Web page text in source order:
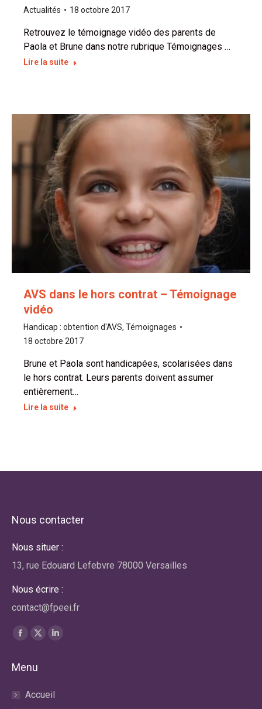
Actualités 18 octobre 2017
Retrouvez le témoignage vidéo des parents de
Paola et Brune dans notre rubrique Témoignages …
Lire la suite
AVS dans le hors contrat – Témoignage
vidéo
Handicap : obtention d'AVS, Témoignages
18 octobre 2017
Brune et Paola sont handicapées, scolarisées dans
le hors contrat. Leurs parents doivent assumer
entièrement…
Lire la suite
Nous contacter
Nous situer :
13, rue Edouard Lefebvre 78000 Versailles
Nous écrire :
contact@fpeei.fr
Trouvez nous sur :
La
Facebook
dans
La
X
dans
La
Menu
Accueil